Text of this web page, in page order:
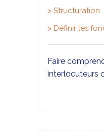
> Structuration
> Définir les
Faire
interlocuteurs